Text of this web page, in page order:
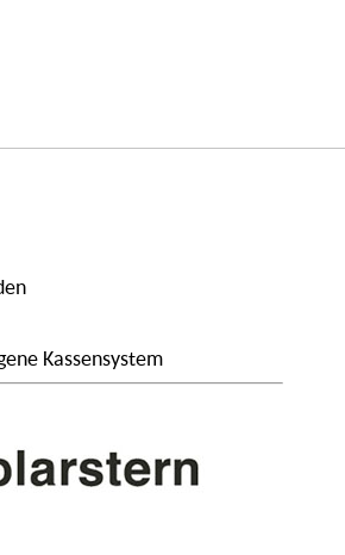
Kassensystem